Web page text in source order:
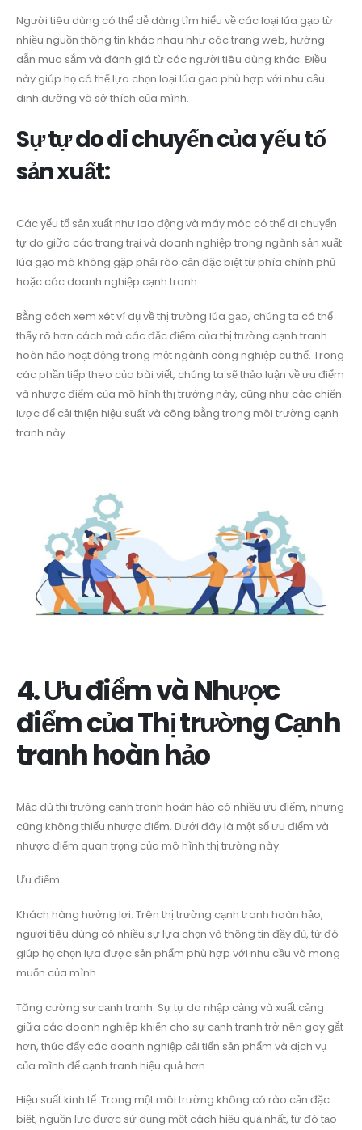
Người tiêu dùng có thể dễ dàng tìm hiểu về các loại lúa gạo từ
nhiều nguồn thông tin khác nhau như các trang web, hướng
dẫn mua sắm và đánh giá từ các người tiêu dùng khác. Điều
này giúp họ có thể lựa chọn loại lúa gạo phù hợp với nhu cầu
dinh dưỡng và sở thích của mình.
Sự tự do di chuyển của yếu tố
sản xuất:
Các yếu tố sản xuất như lao động và máy móc có thể di chuyển
tự do giữa các trang trại và doanh nghiệp trong ngành sản xuất
lúa gạo mà không gặp phải rào cản đặc biệt từ phía chính phủ
hoặc các doanh nghiệp cạnh tranh.
Bằng cách xem xét ví dụ về thị trường lúa gạo, chúng ta có thể
thấy rõ hơn cách mà các đặc điểm của thị trường cạnh tranh
hoàn hảo hoạt động trong một ngành công nghiệp cụ thể. Trong
các phần tiếp theo của bài viết, chúng ta sẽ thảo luận về ưu điểm
và nhược điểm của mô hình thị trường này, cũng như các chiến
lược để cải thiện hiệu suất và công bằng trong môi trường cạnh
tranh này.
4. Ưu điểm và Nhược
điểm của Thị trường Cạnh
tranh hoàn hảo
Mặc dù thị trường cạnh tranh hoàn hảo có nhiều ưu điểm, nhưng
cũng không thiếu nhược điểm. Dưới đây là một số ưu điểm và
nhược điểm quan trọng của mô hình thị trường này:
Ưu điểm:
Khách hàng hưởng lợi: Trên thị trường cạnh tranh hoàn hảo,
người tiêu dùng có nhiều sự lựa chọn và thông tin đầy đủ, từ đó
giúp họ chọn lựa được sản phẩm phù hợp với nhu cầu và mong
muốn của mình.
Tăng cường sự cạnh tranh: Sự tự do nhập cảng và xuất cảng
giữa các doanh nghiệp khiến cho sự cạnh tranh trở nên gay gắt
hơn, thúc đẩy các doanh nghiệp cải tiến sản phẩm và dịch vụ
của mình để cạnh tranh hiệu quả hơn.
Hiệu suất kinh tế: Trong một môi trường không có rào cản đặc
biệt, nguồn lực được sử dụng một cách hiệu quả nhất, từ đó tạo